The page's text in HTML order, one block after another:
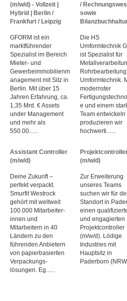
(m/w/d) - Vollzeit |
Hybrid | Berlin /
Frankfurt / Leipzig
GFORM ist ein
marktführender
Spezialist im Bereich
Mieter- und
Gewerbeimmobilienm
anagement mit Sitz in
Berlin. Mit über 15
Jahren Erfahrung, ca.
1,35 Mrd. € Assets
under Management
und mehr als
550.00......
/
sowie
Die HS
Umformtechnik
ist Spezialist für
Umformtechnik.
modernster
e und einem
Team entwickeln
produzieren wir
hochwerti......
Assistant Controller
(m/w/d)
Deine Zukunft –
perfekt verpackt.
Smurfit Westrock
gehört mit weltweit
100.000 Mitarbeiter­
innen und
Mitarbeitern in 40
Ländern zu den
führenden Anbietern
von papier­basierten
Verpackungs­
lösungen. Eg......
(m/w/d)
Zur Erweiterung
unseres Teams
suchen wir für
Standort in
einen
und engagierten
Projektcontroller
(m/w/d). Lödige
Industries mit
Hauptsitz in
Paderborn